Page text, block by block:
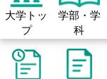
大学トッ
プ
学部・学
科